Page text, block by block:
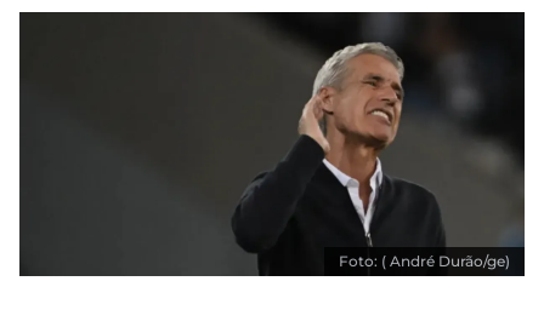
Foto: ( André Durão/ge)